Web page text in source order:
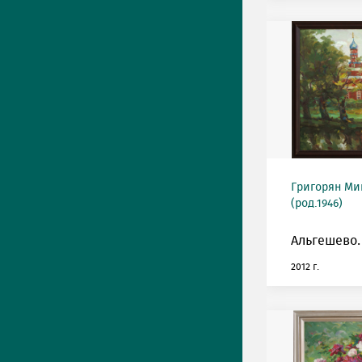
Григорян
(род.1946)
Альгешево.
2012 г.